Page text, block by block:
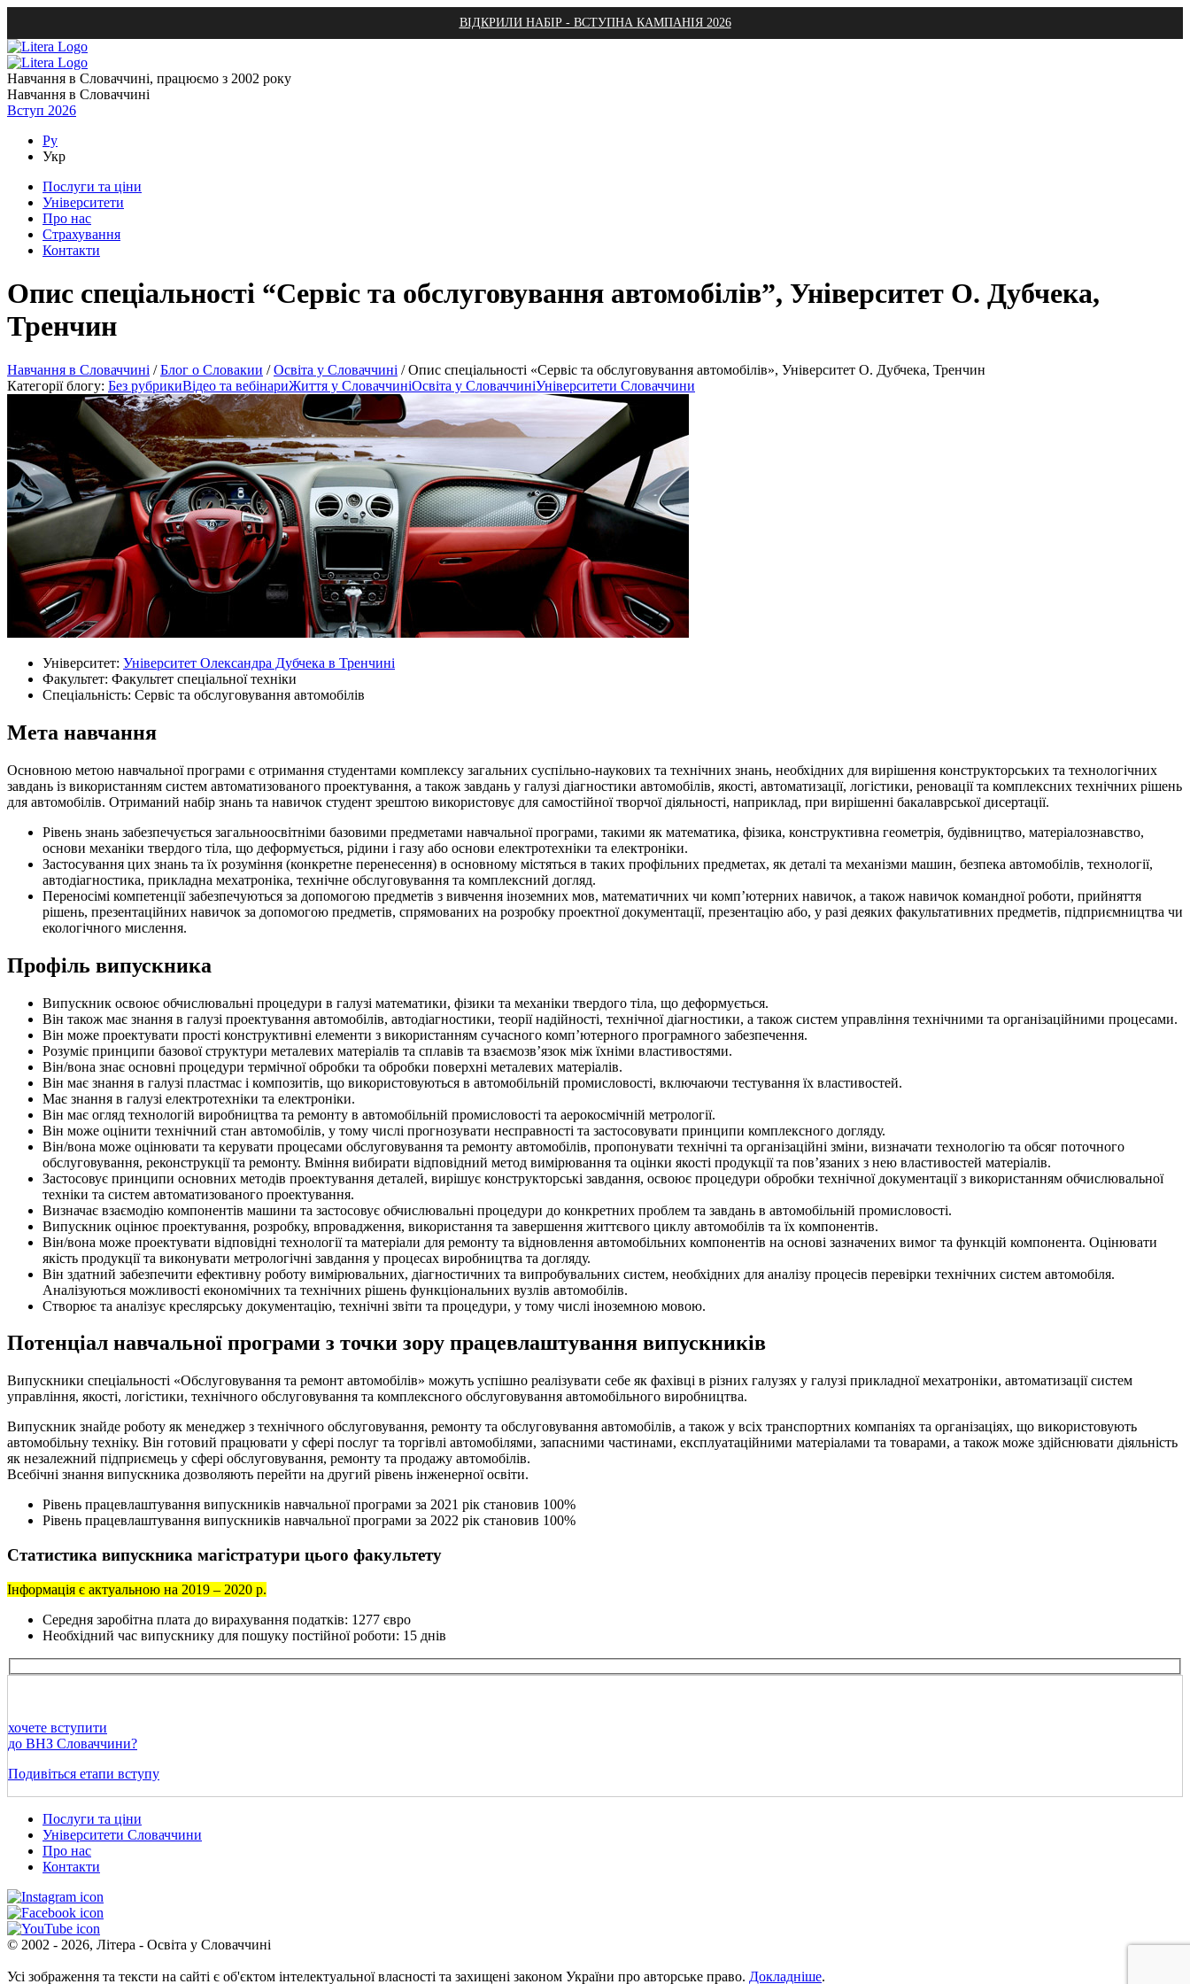
ВІДКРИЛИ НАБІР - ВСТУПНА КАМПАНІЯ 2026
Навчання в Словаччині, працюємо з 2002 року
Навчання в Словаччині
Вступ 2026
Ру
Укр
Послуги та ціни
Університети
Про нас
Страхування
Контакти
Опис спеціальності “Сервіс та обслуговування автомобілів”, Університет О. Дубчека,
Тренчин
Навчання в Словаччині /Блог о Словакии /Освіта у Словаччині /Опис спеціальності «Сервіс та обслуговування автомобілів», Університет О. Дубчека, Тренчин
Категорії блогу: Без рубрикиВідео та вебінариЖиття у СловаччиніОсвіта у СловаччиніУніверситети Словаччини
Університет: Університет Олександра Дубчека в Тренчині
Факультет: Факультет спеціальної техніки
Спеціальність: Сервіс та обслуговування автомобілів
Мета навчання
Основною метою навчальної програми є отримання студентами комплексу загальних суспільно-наукових та технічних знань, необхідних для вирішення конструкторських та технологічних
завдань із використанням систем автоматизованого проектування, а також завдань у галузі діагностики автомобілів, якості, автоматизації, логістики, реновації та комплексних технічних рішень
для автомобілів. Отриманий набір знань та навичок студент зрештою використовує для самостійної творчої діяльності, наприклад, при вирішенні бакалаврської дисертації.
Рівень знань забезпечується загальноосвітніми базовими предметами навчальної програми, такими як математика, фізика, конструктивна геометрія, будівництво, матеріалознавство,
основи механіки твердого тіла, що деформується, рідини і газу або основи електротехніки та електроніки.
Застосування цих знань та їх розуміння (конкретне перенесення) в основному містяться в таких профільних предметах, як деталі та механізми машин, безпека автомобілів, технології,
автодіагностика, прикладна мехатроніка, технічне обслуговування та комплексний догляд.
Переносімі компетенції забезпечуються за допомогою предметів з вивчення іноземних мов, математичних чи комп’ютерних навичок, а також навичок командної роботи, прийняття
рішень, презентаційних навичок за допомогою предметів, спрямованих на розробку проектної документації, презентацію або, у разі деяких факультативних предметів, підприємництва чи
екологічного мислення.
Профіль випускника
Випускник освоює обчислювальні процедури в галузі математики, фізики та механіки твердого тіла, що деформується.
Він також має знання в галузі проектування автомобілів, автодіагностики, теорії надійності, технічної діагностики, а також систем управління технічними та організаційними процесами.
Він може проектувати прості конструктивні елементи з використанням сучасного комп’ютерного програмного забезпечення.
Розуміє принципи базової структури металевих матеріалів та сплавів та взаємозв’язок між їхніми властивостями.
Він/вона знає основні процедури термічної обробки та обробки поверхні металевих матеріалів.
Він має знання в галузі пластмас і композитів, що використовуються в автомобільній промисловості, включаючи тестування їх властивостей.
Має знання в галузі електротехніки та електроніки.
Він має огляд технологій виробництва та ремонту в автомобільній промисловості та аерокосмічній метрології.
Він може оцінити технічний стан автомобілів, у тому числі прогнозувати несправності та застосовувати принципи комплексного догляду.
Він/вона може оцінювати та керувати процесами обслуговування та ремонту автомобілів, пропонувати технічні та організаційні зміни, визначати технологію та обсяг поточного
обслуговування, реконструкції та ремонту. Вміння вибирати відповідний метод вимірювання та оцінки якості продукції та пов’язаних з нею властивостей матеріалів.
Застосовує принципи основних методів проектування деталей, вирішує конструкторські завдання, освоює процедури обробки технічної документації з використанням обчислювальної
техніки та систем автоматизованого проектування.
Визначає взаємодію компонентів машини та застосовує обчислювальні процедури до конкретних проблем та завдань в автомобільній промисловості.
Випускник оцінює проектування, розробку, впровадження, використання та завершення життєвого циклу автомобілів та їх компонентів.
Він/вона може проектувати відповідні технології та матеріали для ремонту та відновлення автомобільних компонентів на основі зазначених вимог та функцій компонента. Оцінювати
якість продукції та виконувати метрологічні завдання у процесах виробництва та догляду.
Він здатний забезпечити ефективну роботу вимірювальних, діагностичних та випробувальних систем, необхідних для аналізу процесів перевірки технічних систем автомобіля.
Аналізуються можливості економічних та технічних рішень функціональних вузлів автомобілів.
Створює та аналізує креслярську документацію, технічні звіти та процедури, у тому числі іноземною мовою.
Потенціал навчальної програми з точки зору працевлаштування випускників
Випускники спеціальності «Обслуговування та ремонт автомобілів» можуть успішно реалізувати себе як фахівці в різних галузях у галузі прикладної мехатроніки, автоматизації систем
управління, якості, логістики, технічного обслуговування та комплексного обслуговування автомобільного виробництва.
Випускник знайде роботу як менеджер з технічного обслуговування, ремонту та обслуговування автомобілів, а також у всіх транспортних компаніях та організаціях, що використовують
автомобільну техніку. Він готовий працювати у сфері послуг та торгівлі автомобілями, запасними частинами, експлуатаційними матеріалами та товарами, а також може здійснювати діяльність
як незалежний підприємець у сфері обслуговування, ремонту та продажу автомобілів.
Всебічні знання випускника дозволяють перейти на другий рівень інженерної освіти.
Рівень працевлаштування випускників навчальної програми за 2021 рік становив 100%
Рівень працевлаштування випускників навчальної програми за 2022 рік становив 100%
Статистика випускника магістратури цього факультету
Інформація є актуальною на 2019 – 2020 р.
Середня заробітна плата до вирахування податків: 1277 євро
Необхідний час випускнику для пошуку постійної роботи: 15 днів
хочете вступити
до ВНЗ Словаччини?
Подивіться етапи вступу
Послуги та ціни
Університети Словаччини
Про нас
Контакти
© 2002 - 2026, Літера - Освіта у Словаччині
Усі зображення та тексти на сайті є об'єктом інтелектуальної власності та захищені законом України про авторське право. Докладніше.